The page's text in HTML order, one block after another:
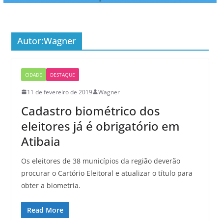
Autor:Wagner
CIDADE DESTAQUE
11 de fevereiro de 2019 Wagner
Cadastro biométrico dos
eleitores já é obrigatório em
Atibaia
Os eleitores de 38 municípios da região deverão
procurar o Cartório Eleitoral e atualizar o título para
obter a biometria.
Read More